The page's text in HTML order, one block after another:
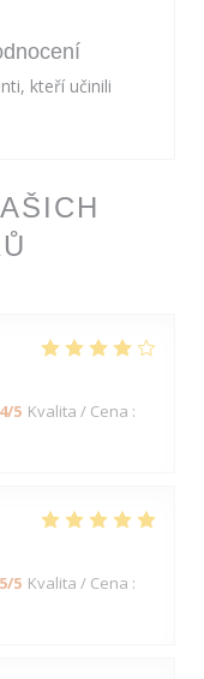
4/5 Kvalita / Cena :
5/5 Kvalita / Cena :
kteří učinili